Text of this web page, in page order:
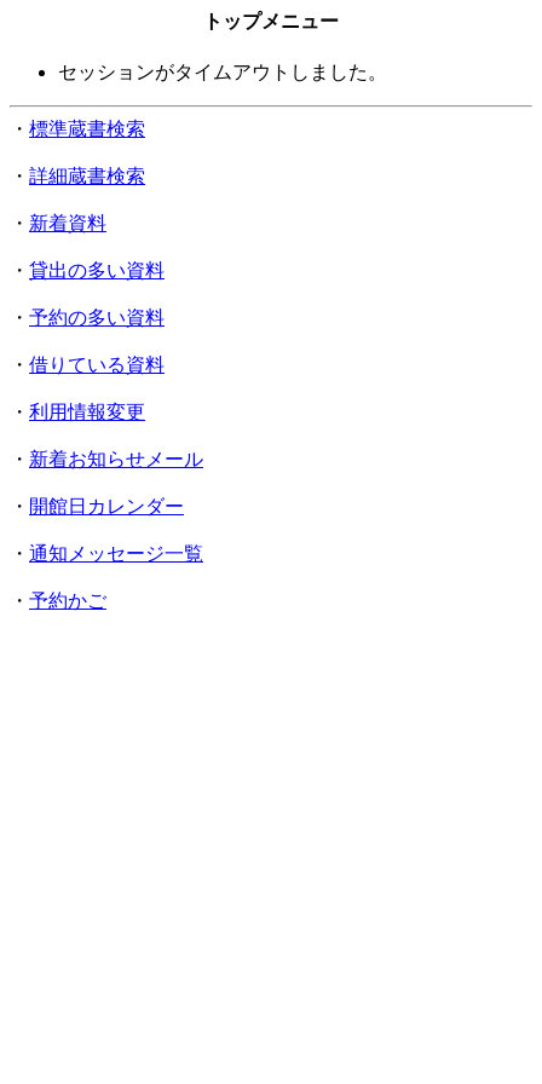
トップメニュー
セッションがタイムアウトしました。
・ 標準蔵書検索
・ 詳細蔵書検索
・ 新着資料
・ 貸出の多い資料
・ 予約の多い資料
・ 借りている資料
・ 利用情報変更
・ 新着お知らせメール
・ 開館日カレンダー
・ 通知メッセージ一覧
・ 予約かご